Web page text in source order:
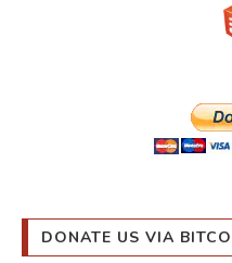
DONATE US VIA